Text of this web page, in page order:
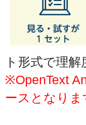
ト形式で理
※OpenText
ースとなりま